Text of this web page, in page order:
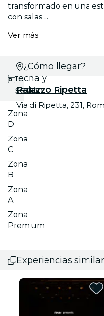
transformado en una
con salas ...
Ver más
Selecciona
fecha y
sesión
Zona
D
Zona
C
Zona
B
Zona
A
Zona
Premium
¿Cómo llegar?
Palazzo Ripetta
Via di Ripetta, 231,
Experiencias